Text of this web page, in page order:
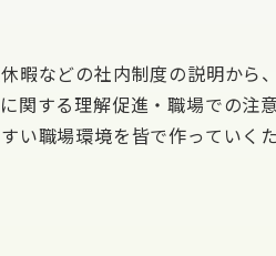
暇などの社内制度の説明から
関する理解促進・職場での注
い職場環境を皆で作っていく